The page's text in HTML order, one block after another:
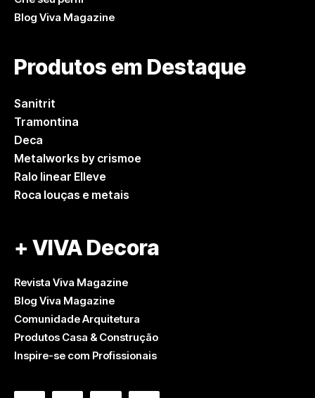
Blog Viva Magazine
Produtos em Destaque
Sanitrit
Tramontina
Deca
Metalworks by crismoe
Ralo linear Elleve
Roca louças e metais
+ VIVA Decora
Revista Viva Magazine
Blog Viva Magazine
Comunidade Arquitetura
Produtos Casa & Construção
Inspire-se com Profissionais